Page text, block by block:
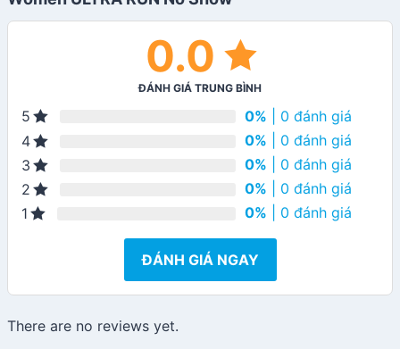
0.0
ĐÁNH GIÁ TRUNG BÌNH
5 0% | 0 đánh giá
4
0% | 0 đánh giá
3
0% | 0 đánh giá
2
0% | 0 đánh giá
1
0% | 0 đánh giá
ĐÁNH GIÁ NGAY
There are no reviews yet.